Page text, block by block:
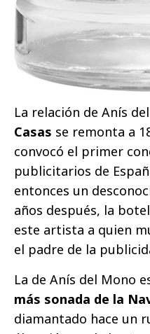
La relación de Anís
Casas se remonta a
convocó el primer
publicitarios de
entonces un
años después, la
este artista a quien
el padre de la
La de Anís del Mono
más sonada de la
diamantado hace un